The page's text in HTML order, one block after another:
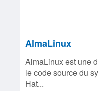
AlmaLinux
AlmaLinux est une
le code source du
Hat...